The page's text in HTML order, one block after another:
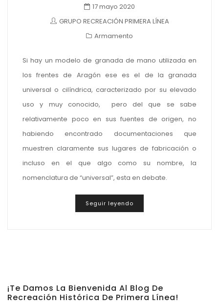
17 mayo 2020
GRUPO RECREACIÓN PRIMERA LÍNEA
Armamento
Si hay un modelo de granada de mano utilizada en
los frentes de Aragón ese es el de la granada
universal o cilíndrica, caracterizado por su elevado
uso y muy conocido, pero del que se sabe
relativamente poco en sus fuentes de origen, no
habiendo encontrado documentaciones que
muestren claramente sus lugares de fabricación o
incluso en el que algo como su nombre, la
nomenclatura de “universal”, esta en debate.
Seguir leyendo
¡Te Damos La Bienvenida Al Blog De
Recreación Histórica De Primera Línea!